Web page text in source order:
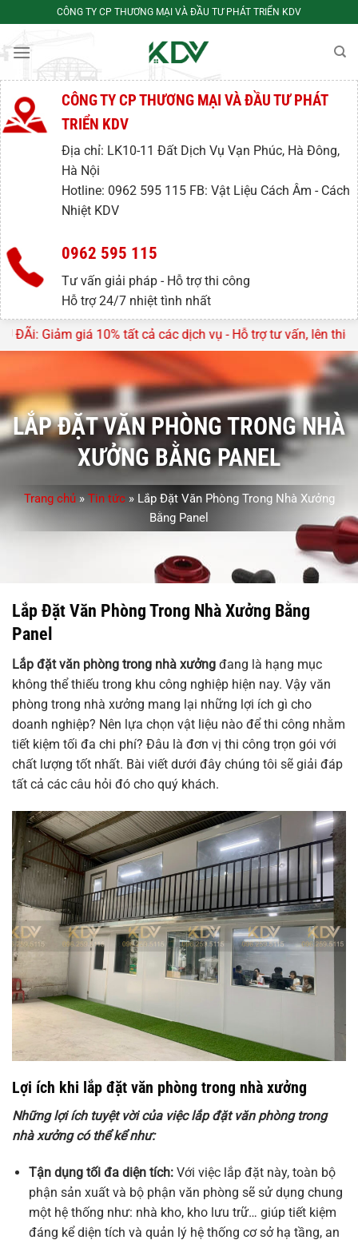
nội
CÔNG TY CP THƯƠNG MẠI VÀ ĐẦU TƯ PHÁT TRIỂN KDV
CÔNG TY CP THƯƠNG MẠI VÀ ĐẦU TƯ PHÁT
TRIỂN KDV
Địa chỉ: LK10-11 Đất Dịch Vụ Vạn Phúc, Hà Đông,
Hà Nội
Hotline: 0962 595 115 FB: Vật Liệu Cách Âm - Cách
Nhiệt KDV
0962 595 115
Tư vấn giải pháp - Hỗ trợ thi công
Hỗ trợ 24/7 nhiệt tình nhất
10% tất cả các dịch vụ - Hỗ trợ tư vấn, lên thiết kế miễn phí
LẮP ĐẶT VĂN PHÒNG TRONG NHÀ
XƯỞNG BẰNG PANEL
Trang chủ» Tin tức» Lắp Đặt Văn Phòng Trong Nhà Xưởng
Bằng Panel
Lắp Đặt Văn Phòng Trong Nhà Xưởng Bằng
Panel
Lắp đặt văn phòng trong nhà xưởng đang là hạng mục
không thể thiếu trong khu công nghiệp hiện nay. Vậy văn
phòng trong nhà xưởng mang lại những lợi ích gì cho
doanh nghiệp? Nên lựa chọn vật liệu nào để thi công nhằm
tiết kiệm tối đa chi phí? Đâu là đơn vị thi công trọn gói với
chất lượng tốt nhất. Bài viết dưới đây chúng tôi sẽ giải đáp
tất cả các câu hỏi đó cho quý khách.
Lợi ích khi lắp đặt văn phòng trong nhà xưởng
Những lợi ích tuyệt vời của việc lắp đặt văn phòng trong
nhà xưởng có thể kể như:
Tận dụng tối đa diện tích:Với việc lắp đặt này, toàn bộ
phận sản xuất và bộ phận văn phòng sẽ sử dụng chung
một hệ thống như: nhà kho, kho lưu trữ… giúp tiết kiệm
đáng kể diện tích và quản lý hệ thống cơ sở hạ tầng, an